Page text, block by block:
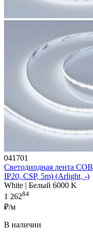
041701
Светодиодная лента
IP20, CSP, 5m) (Arlight, -)
White | Белый 6000 K
1 26284
₽/м
В наличии